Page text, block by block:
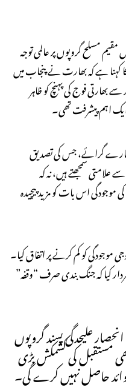
مسلح گروپوں پر عالمی توجہ
کہنا ہے کہ بھارت نے پنجاب میں
جنگ کے بعد سے بھارتی فوج کی پہنچ کو ظاہر
اہم پیشرفت تھی۔
گرائے، جس کی تصدیق
علامتی سمجھتے ہیں، نہ کہ
موجودگی اس بات کو مزید پیچیدہ
کو کم کرنے پر اتفاق کیا۔
کیا کہ جنگ بندی صرف “وقفہ”
علیحدگی پسند گروپوں
مستقبل کی کشمکش بڑی
حاصل نہیں کرے گی۔